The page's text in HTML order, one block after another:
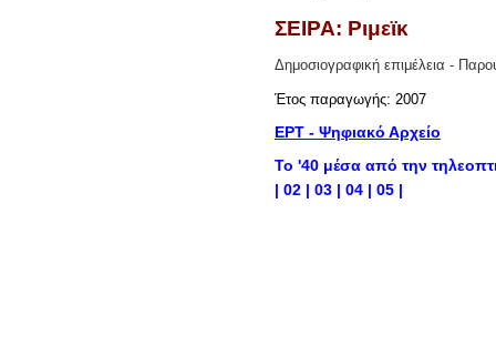
ΣΕΙΡΑ: Ριμεϊκ
Δημοσιογραφική επιμέλεια -
Έτος παραγωγής: 2007
ΕΡΤ - Ψηφιακό Αρχείο
Το '40 μέσα από την
| 02 | 03 | 04 | 05 |